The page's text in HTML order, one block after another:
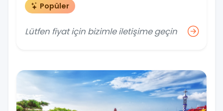
Popüler
Lütfen fiyat için bizimle iletişime geçin